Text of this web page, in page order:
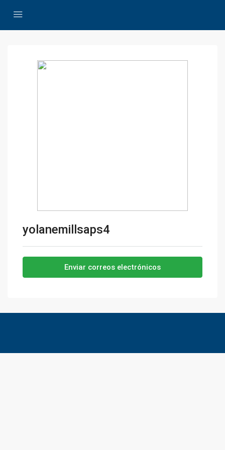
yolanemillsaps4
Enviar correos electrónicos